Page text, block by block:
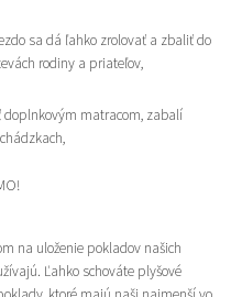
sa dá ľahko zrolovať a zbaliť do
rodiny a priateľov,
doplnkovým matracom, zabalí
na uloženie pokladov našich
Ľahko schováte plyšové